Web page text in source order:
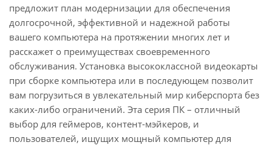
предложит план модернизации для обеспечения
долгосрочной, эффективной и надежной работы
вашего компьютера на протяжении многих лет и
расскажет о преимуществах своевременного
обслуживания. Установка высококлассной видеокарты
при сборке компьютера или в последующем позволит
вам погрузиться в увлекательный мир киберспорта без
каких-либо ограничений. Эта серия ПК – отличный
выбор для геймеров, контент-мэйкеров, и
пользователей, ищущих мощный компьютер для